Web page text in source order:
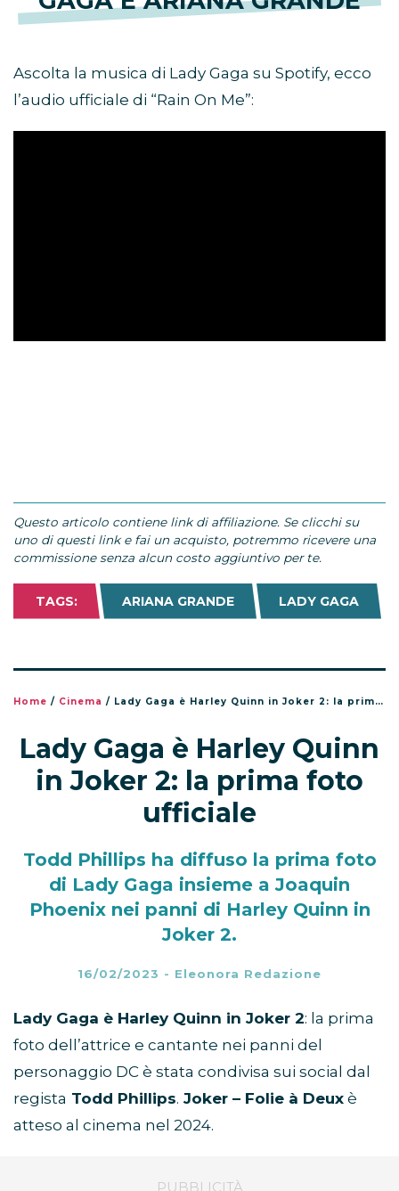
Ascolta la musica di Lady Gaga su Spotify, ecco
l’audio ufficiale di “Rain On Me”:
Questo articolo contiene link di affiliazione. Se clicchi su
uno di questi link e fai un acquisto, potremmo ricevere una
commissione senza alcun costo aggiuntivo per te.
TAGS: ARIANA GRANDE LADY GAGA
Home / Cinema / Lady Gaga è Harley Quinn in Joker 2: la prima foto ufficiale
Lady Gaga è Harley Quinn
in Joker 2: la prima foto
ufficiale
Todd Phillips ha diffuso la prima foto
di Lady Gaga insieme a Joaquin
Phoenix nei panni di Harley Quinn in
Joker 2.
16/02/2023 - Eleonora Redazione
Lady Gaga è Harley Quinn in Joker 2: la prima
foto dell’attrice e cantante nei panni del
personaggio DC è stata condivisa sui social dal
regista Todd Phillips. Joker – Folie à Deux è
atteso al cinema nel 2024.